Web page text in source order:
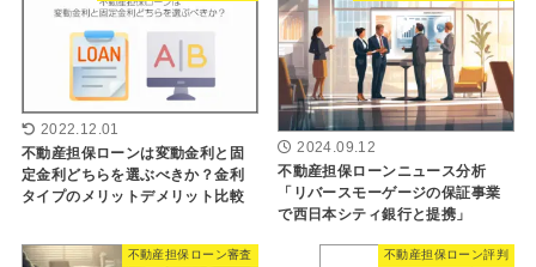
2022.12.01
不動産担保ローンは変動金利と固
定金利どちらを選ぶべきか？金利
タイプのメリットデメリット比較
2024.09.12
不動産担保ローンニュース分析
「リバースモーゲージの保証事業
で西日本シティ銀行と提携」
不動産担保ローン審査 不動産担保ローン評判